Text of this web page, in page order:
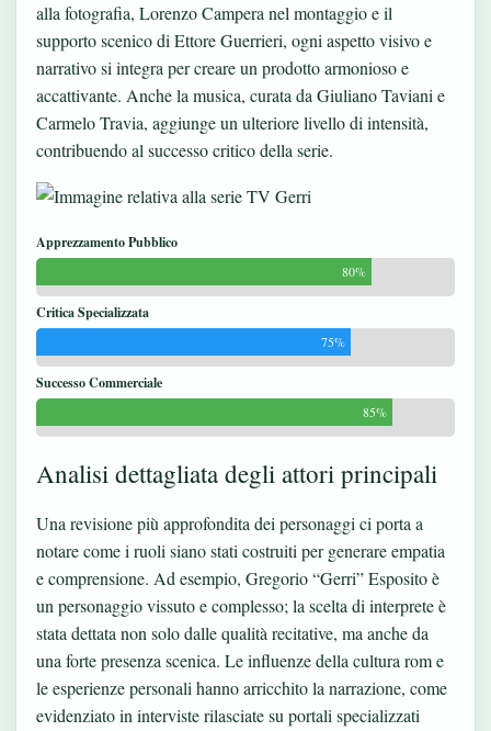
alla fotografia, Lorenzo Campera nel montaggio e il
supporto scenico di Ettore Guerrieri, ogni aspetto visivo e
narrativo si integra per creare un prodotto armonioso e
accattivante. Anche la musica, curata da Giuliano Taviani e
Carmelo Travia, aggiunge un ulteriore livello di intensità,
contribuendo al successo critico della serie.
Apprezzamento Pubblico
80%
Critica Specializzata
75%
Successo Commerciale
85%
Analisi dettagliata degli attori principali
Una revisione più approfondita dei personaggi ci porta a
notare come i ruoli siano stati costruiti per generare empatia
e comprensione. Ad esempio, Gregorio “Gerri” Esposito è
un personaggio vissuto e complesso; la scelta di interprete è
stata dettata non solo dalle qualità recitative, ma anche da
una forte presenza scenica. Le influenze della cultura rom e
le esperienze personali hanno arricchito la narrazione, come
evidenziato in interviste rilasciate su portali specializzati